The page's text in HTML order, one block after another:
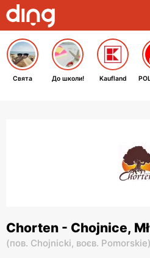
Свята До школи! Kaufland
Chorten - Chojnice,
(пов. Chojnicki, воєв. Pomorskie)